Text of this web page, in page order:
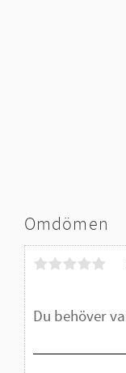
Omdömen